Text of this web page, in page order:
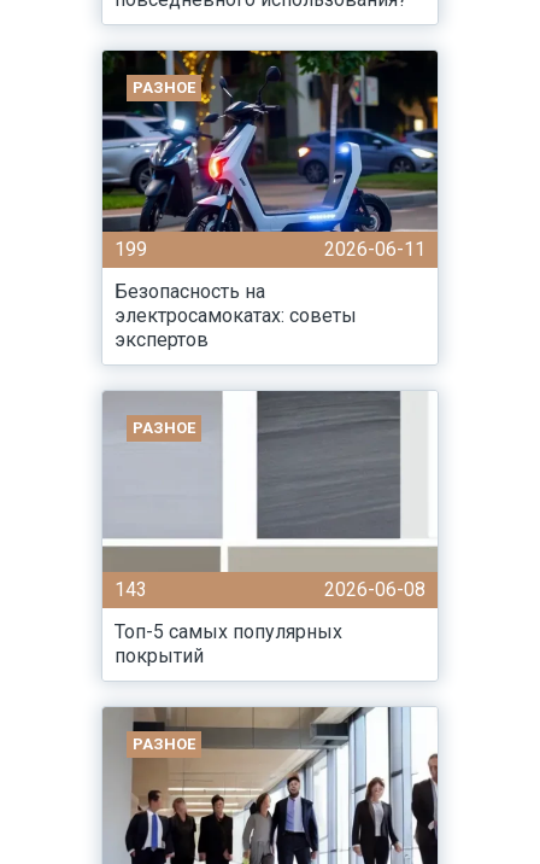
РАЗНОЕ
199
2026-06-11
Безопасность на
электросамокатах: советы
экспертов
РАЗНОЕ
143
2026-06-08
Топ-5 самых популярных
покрытий
РАЗНОЕ